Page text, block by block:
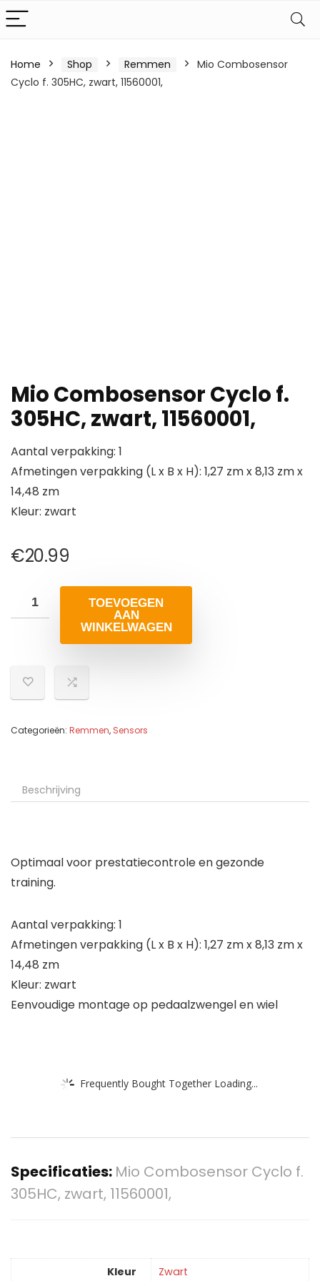
Home Shop Remmen
Mio Combosensor
Cyclo f. 305HC, zwart, 11560001,
Mio Combosensor Cyclo f.
305HC, zwart, 11560001,
Aantal verpakking: 1
Afmetingen verpakking (L x B x H): 1,27 zm x 8,13 zm x
14,48 zm
Kleur: zwart
€20.99
TOEVOEGEN
AAN
WINKELWAGEN
Categorieën: Remmen, Sensors
Beschrijving
Optimaal voor prestatiecontrole en gezonde
training.
Aantal verpakking: 1
Afmetingen verpakking (L x B x H): 1,27 zm x 8,13 zm x
14,48 zm
Kleur: zwart
Eenvoudige montage op pedaalzwengel en wiel
Frequently Bought Together Loading...
Specificaties: Mio Combosensor Cyclo f.
305HC, zwart, 11560001,
Kleur ‎Zwart